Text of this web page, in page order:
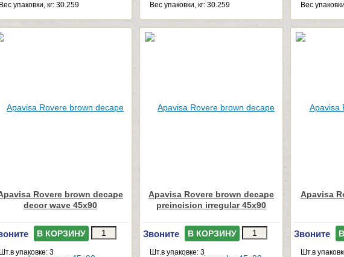
Веc упаковки, кг: 30.259
Веc упаковки, кг: 30.259
Веc
Rovere brown decape
decor wave 45x90
В КОРЗИНУ
Шт.в упаковке: 3
Apavisa Rovere brown decape
preincision irregular 45x90
Звоните В КОРЗИНУ
Шт.в упаковке: 3
Apavisa
Звоните
Шт.в